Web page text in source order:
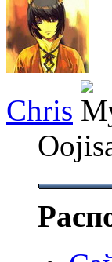
Chris